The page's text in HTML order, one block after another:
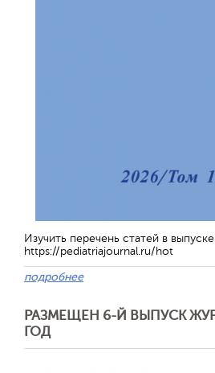
Изучить перечень статей в
https://pediatriajournal.ru/hot
подробнее
РАЗМЕЩЕН 6-Й ВЫПУСК
ГОД